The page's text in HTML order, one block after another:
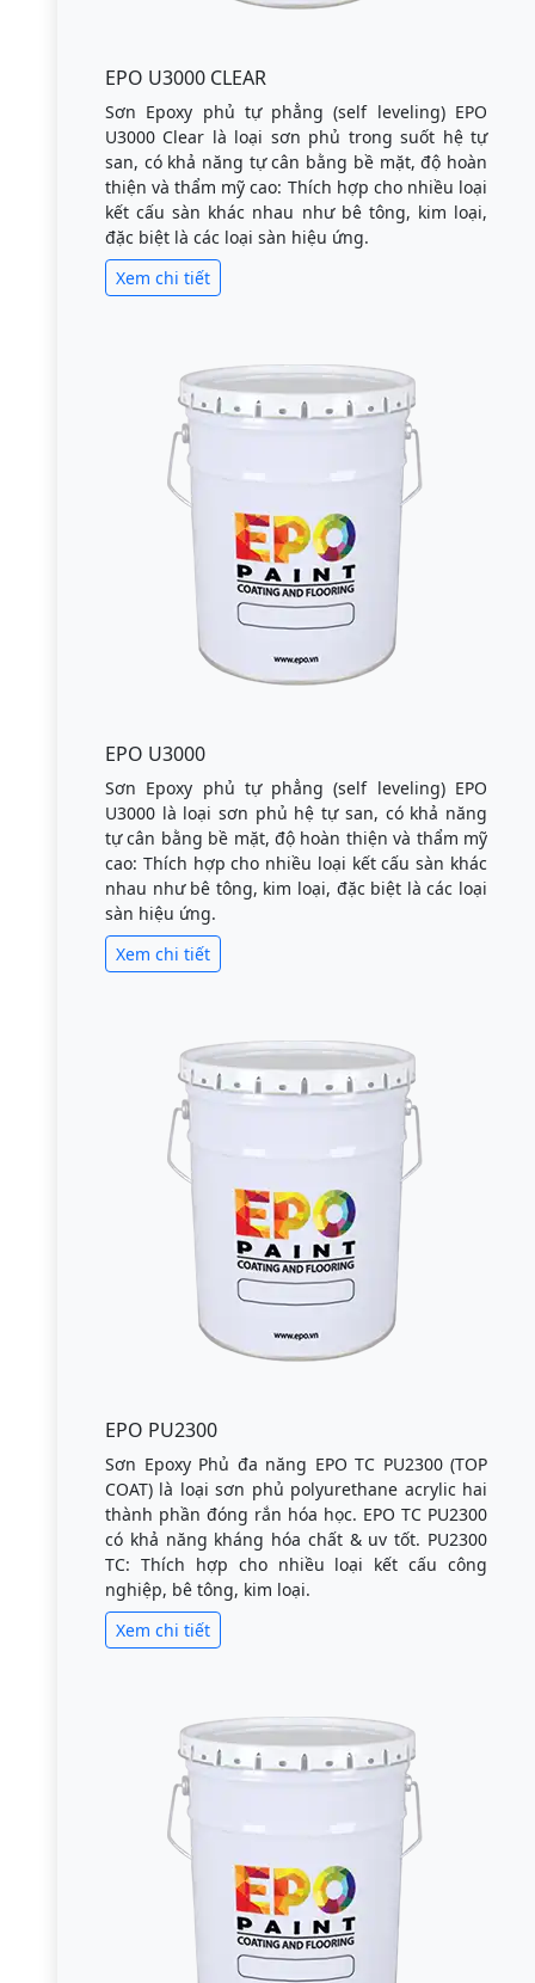
EPO U3000 CLEAR
Sơn Epoxy phủ tự phẳng (self leveling) EPO
U3000 Clear là loại sơn phủ trong suốt hệ tự
san, có khả năng tự cân bằng bề mặt, độ hoàn
thiện và thẩm mỹ cao: Thích hợp cho nhiều loại
kết cấu sàn khác nhau như bê tông, kim loại,
đặc biệt là các loại sàn hiệu ứng.
Xem chi tiết
EPO U3000
Sơn Epoxy phủ tự phẳng (self leveling) EPO
U3000 là loại sơn phủ hệ tự san, có khả năng
tự cân bằng bề mặt, độ hoàn thiện và thẩm mỹ
cao: Thích hợp cho nhiều loại kết cấu sàn khác
nhau như bê tông, kim loại, đặc biệt là các loại
sàn hiệu ứng.
Xem chi tiết
EPO PU2300
Sơn Epoxy Phủ đa năng EPO TC PU2300 (TOP
COAT) là loại sơn phủ polyurethane acrylic hai
thành phần đóng rắn hóa học. EPO TC PU2300
có khả năng kháng hóa chất & uv tốt. PU2300
TC: Thích hợp cho nhiều loại kết cấu công
nghiệp, bê tông, kim loại.
Xem chi tiết